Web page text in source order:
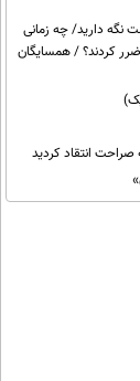
نگه دارید/ چه زمانی
کردند؟ / همسایگان
انتقاد کردید